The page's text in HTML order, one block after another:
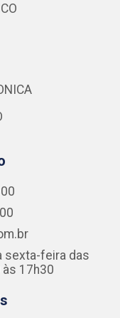
sexta-feira das
17h30